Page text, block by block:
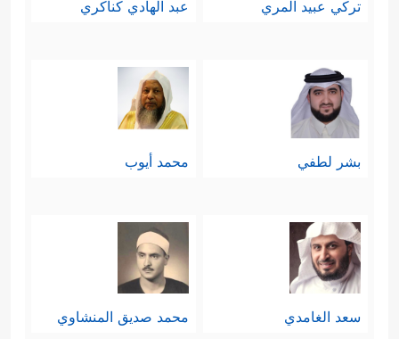
تركي عبيد المري عبد الهادي كناكري
بشر لطفي محمد أيوب
سعد الغامدي محمد صديق المنشاوي